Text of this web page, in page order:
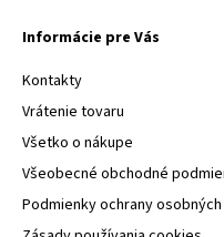
Informácie pre Vás
Kontakty
Vrátenie tovaru
Všetko o nákupe
Všeobecné obchodné
Podmienky ochrany